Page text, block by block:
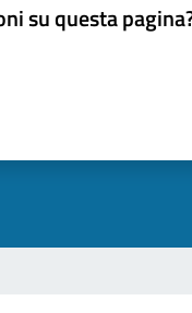
su questa